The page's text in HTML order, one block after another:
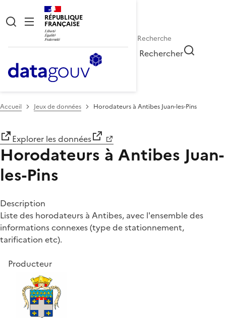
RÉPUBLIQUE
FRANÇAISE
Rechercher
Accueil Jeux de données Horodateurs à Antibes Juan-les-Pins
Explorer les données
Horodateurs à Antibes Juan-
les-Pins
Description
Liste des horodateurs à Antibes, avec l'ensemble des
informations connexes (type de stationnement,
tarification etc).
Producteur